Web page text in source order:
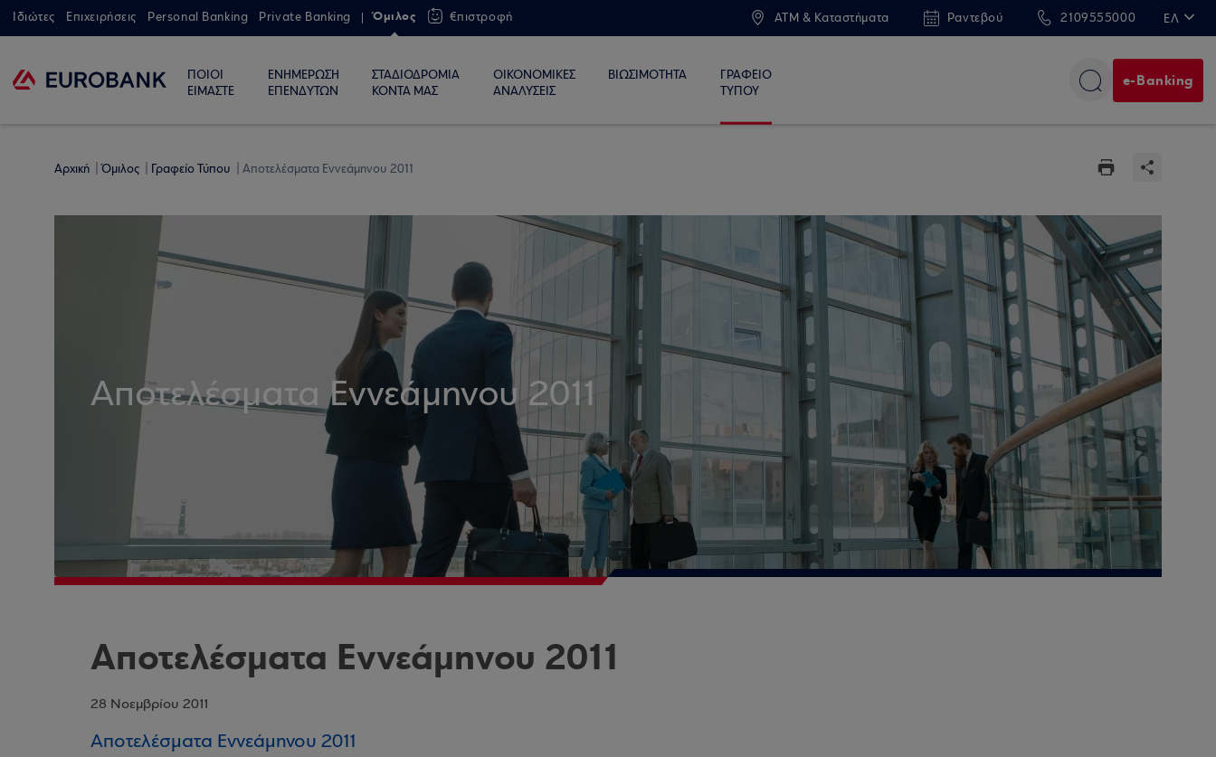
Ιδιώτες Επιχειρήσεις Personal Banking Private Banking Όμιλος €πιστροφή ATM & Καταστήματα Ραντεβού 2109555000 ΕΛ
ΠΟΙΟΙ
ΕΙΜΑΣΤΕ
ΕΝΗΜΕΡΩΣΗ
ΕΠΕΝΔΥΤΩΝ
ΣΤΑΔΙΟΔΡΟΜΙΑ
ΚΟΝΤΑ ΜΑΣ
ΟΙΚΟΝΟΜΙΚΕΣ
ΑΝΑΛΥΣΕΙΣ
ΒΙΩΣΙΜΟΤΗΤΑ
ΓΡΑΦΕΙΟ
ΤΥΠΟΥ
e-Banking
Αρχική Όμιλος Γραφείο Τύπου Αποτελέσματα Εννεάμηνου 2011
Αποτελέσματα Εννεάμηνου 2011
Αποτελέσματα Εννεάμηνου 2011
28 Νοεμβρίου 2011
Αποτελέσματα Εννεάμηνου 2011